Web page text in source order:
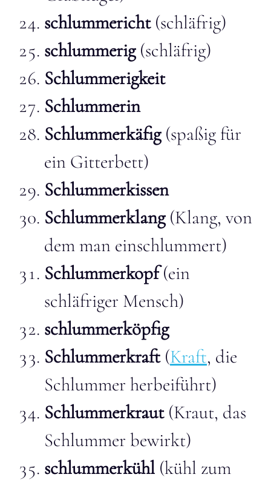
schlummericht(schläfrig)
schlummerig(schläfrig)
Schlummerigkeit
Schlummerin
Schlummerkäfig(spaßig für
ein Gitterbett)
Schlummerkissen
Schlummerklang(Klang, von
dem man einschlummert)
Schlummerkopf(ein
schläfriger Mensch)
schlummerköpfig
Schlummerkraft(Kraft, die
Schlummer herbeiführt)
Schlummerkraut(Kraut, das
Schlummer bewirkt)
schlummerkühl (kühl zum